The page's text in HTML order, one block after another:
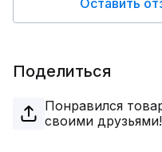
Оставить
Поделиться
Понравился
своими друзьями!